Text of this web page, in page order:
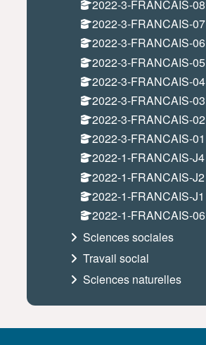
2022-3-FRANCAIS-08
2022-3-FRANCAIS-07
2022-3-FRANCAIS-06
2022-3-FRANCAIS-05
2022-3-FRANCAIS-04
2022-3-FRANCAIS-03
2022-3-FRANCAIS-02
2022-3-FRANCAIS-01
2022-1-FRANCAIS-J4
2022-1-FRANCAIS-J2
2022-1-FRANCAIS-J1
2022-1-FRANCAIS-06
Sciences sociales
Travail social
Sciences naturelles